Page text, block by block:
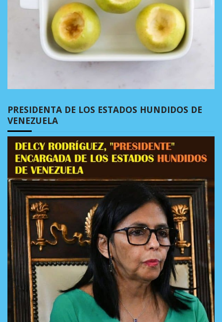
PRESIDENTA DE LOS ESTADOS HUNDIDOS DE
VENEZUELA